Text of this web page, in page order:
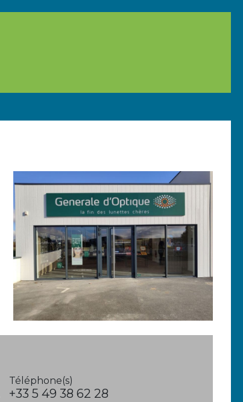
Téléphone(s)
+33 5 49 38 62 28